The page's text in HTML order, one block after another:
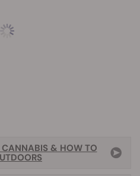
CANNABIS & HOW TO